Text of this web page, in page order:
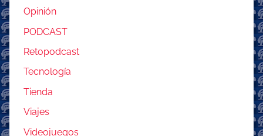
Opinión
PODCAST
Retopodcast
Tecnología
Tienda
Viajes
Videojuegos